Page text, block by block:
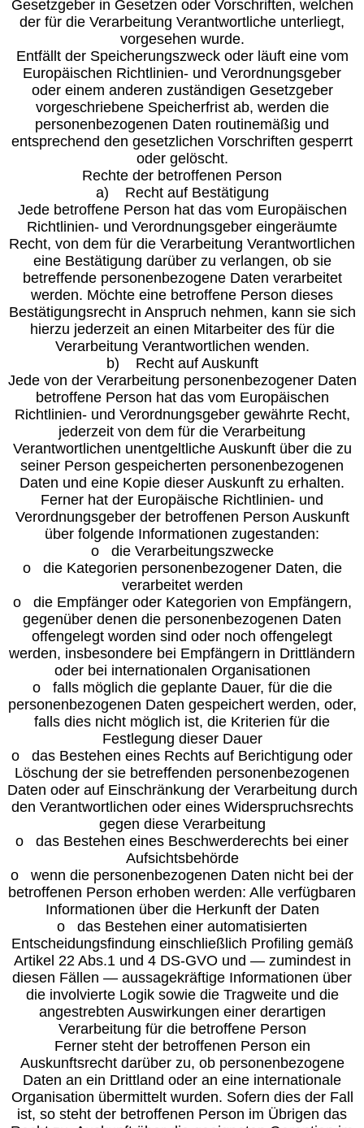
Gesetzgeber in Gesetzen oder Vorschriften, welchen
der für die Verarbeitung Verantwortliche unterliegt,
vorgesehen wurde.
Entfällt der Speicherungszweck oder läuft eine vom
Europäischen Richtlinien- und Verordnungsgeber
oder einem anderen zuständigen Gesetzgeber
vorgeschriebene Speicherfrist ab, werden die
personenbezogenen Daten routinemäßig und
entsprechend den gesetzlichen Vorschriften gesperrt
oder gelöscht.
Rechte der betroffenen Person
a) Recht auf Bestätigung
Jede betroffene Person hat das vom Europäischen
Richtlinien- und Verordnungsgeber eingeräumte
Recht, von dem für die Verarbeitung Verantwortlichen
eine Bestätigung darüber zu verlangen, ob sie
betreffende personenbezogene Daten verarbeitet
werden. Möchte eine betroffene Person dieses
Bestätigungsrecht in Anspruch nehmen, kann sie sich
hierzu jederzeit an einen Mitarbeiter des für die
Verarbeitung Verantwortlichen wenden.
b) Recht auf Auskunft
Jede von der Verarbeitung personenbezogener Daten
betroffene Person hat das vom Europäischen
Richtlinien- und Verordnungsgeber gewährte Recht,
jederzeit von dem für die Verarbeitung
Verantwortlichen unentgeltliche Auskunft über die zu
seiner Person gespeicherten personenbezogenen
Daten und eine Kopie dieser Auskunft zu erhalten.
Ferner hat der Europäische Richtlinien- und
Verordnungsgeber der betroffenen Person Auskunft
über folgende Informationen zugestanden:
o die Verarbeitungszwecke
o die Kategorien personenbezogener Daten, die
verarbeitet werden
o die Empfänger oder Kategorien von Empfängern,
gegenüber denen die personenbezogenen Daten
offengelegt worden sind oder noch offengelegt
werden, insbesondere bei Empfängern in Drittländern
oder bei internationalen Organisationen
o falls möglich die geplante Dauer, für die die
personenbezogenen Daten gespeichert werden, oder,
falls dies nicht möglich ist, die Kriterien für die
Festlegung dieser Dauer
o das Bestehen eines Rechts auf Berichtigung oder
Löschung der sie betreffenden personenbezogenen
Daten oder auf Einschränkung der Verarbeitung durch
den Verantwortlichen oder eines Widerspruchsrechts
gegen diese Verarbeitung
o das Bestehen eines Beschwerderechts bei einer
Aufsichtsbehörde
o wenn die personenbezogenen Daten nicht bei der
betroffenen Person erhoben werden: Alle verfügbaren
Informationen über die Herkunft der Daten
o das Bestehen einer automatisierten
Entscheidungsfindung einschließlich Profiling gemäß
Artikel 22 Abs.1 und 4 DS-GVO und — zumindest in
diesen Fällen — aussagekräftige Informationen über
die involvierte Logik sowie die Tragweite und die
angestrebten Auswirkungen einer derartigen
Verarbeitung für die betroffene Person
Ferner steht der betroffenen Person ein
Auskunftsrecht darüber zu, ob personenbezogene
Daten an ein Drittland oder an eine internationale
Organisation übermittelt wurden. Sofern dies der Fall
ist, so steht der betroffenen Person im Übrigen das